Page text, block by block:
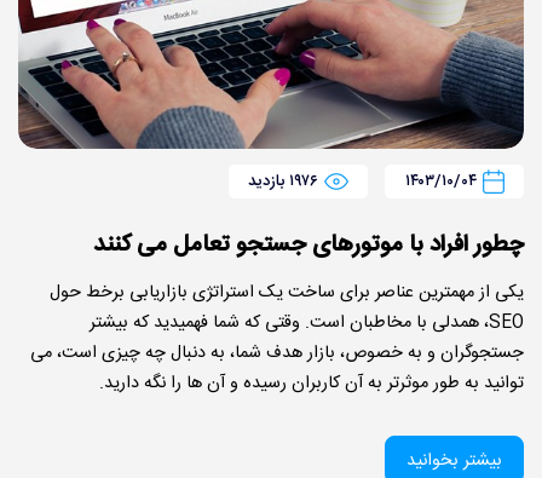
۱۴۰۳/۱۰/۰۴ ۱۹۷۶ بازدید
چطور افراد با موتورهای جستجو تعامل می کنند
یکی از مهمترین عناصر برای ساخت یک استراتژی بازاریابی برخط حول
SEO، همدلی با مخاطبان است. وقتی که شما فهمیدید که بیشتر
جستجوگران و به خصوص، بازار هدف شما، به دنبال چه چیزی است، می
توانید به طور موثرتر به آن کاربران رسیده و آن ها را نگه دارید.
بیشتر بخوانید